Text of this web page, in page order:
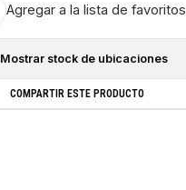
Agregar a la lista de favoritos
Mostrar stock de ubicaciones
COMPARTIR ESTE PRODUCTO